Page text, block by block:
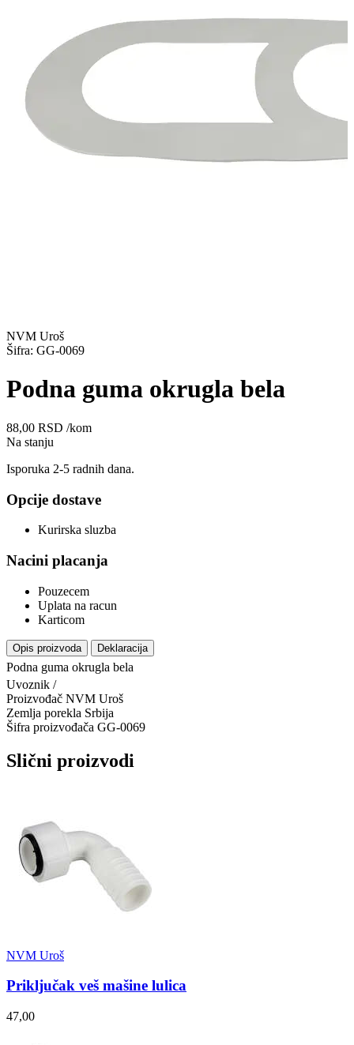
NVM Uroš
Šifra: GG-0069
Podna guma okrugla bela
88,00 RSD /kom
Na stanju
Isporuka 2-5 radnih dana.
Opcije dostave
Kurirska sluzba
Nacini placanja
Pouzecem
Uplata na racun
Karticom
Opis proizvoda Deklaracija
Podna guma okrugla bela
Uvoznik /
Proizvođač NVM Uroš
Zemlja porekla Srbija
Šifra proizvođača GG-0069
Slični proizvodi
NVM Uroš
Priključak veš mašine lulica
47,00